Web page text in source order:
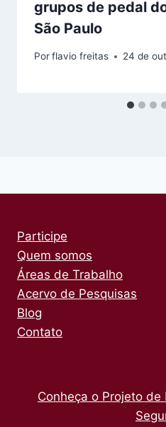
grupos de pedal
São Paulo
Porflavio freitas 24 de
Participe
Quem somos
Áreas de Trabalho
Acervo de Pesquisas
Blog
Contato
Conheça o Projeto